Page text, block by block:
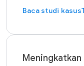
Baca studi kasus